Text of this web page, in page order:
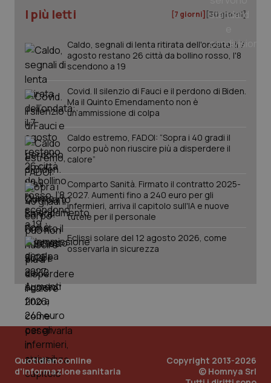
I più letti [7 giorni] [30 giorni]
Caldo, segnali di lenta ritirata dell'ondata: il 7
agosto restano 26 città da bollino rosso, l'8
scendono a 19
Covid. Il silenzio di Fauci e il perdono di Biden.
Ma il Quinto Emendamento non è
un’ammissione di colpa
Caldo estremo, FADOI: “Sopra i 40 gradi il
corpo può non riuscire più a disperdere il
calore”
Comparto Sanità. Firmato il contratto 2025-
2027. Aumenti fino a 240 euro per gli
infermieri, arriva il capitolo sull'IA e nuove
tutele per il personale
Eclissi solare del 12 agosto 2026, come
osservarla in sicurezza
Quotidiano online
d'informazione sanitaria
Copyright 2013-2026
© Homnya Srl